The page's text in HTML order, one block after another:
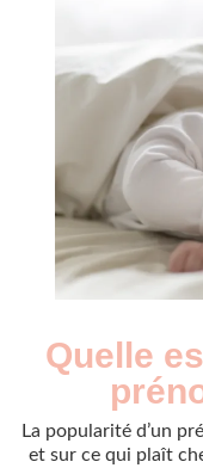
Quelle
La popularité d’un
et sur ce qui plaît
Année
Nouveaux-
nés
2012
5
2013
5